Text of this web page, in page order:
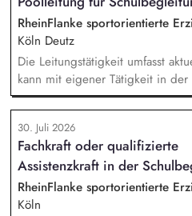
Forschungsdatenmanagement
Qualität und Nachvollziehbarkeit
Forschungsinformationen und
Kennzahlen und Berichte die
Instituts.
RheinFlanke sportorientierte
Köln Deutz
Die Leitungstätigkeit umfasst
kann mit eigener Tätigkeit in
werden. Aufgaben:
Einarbeitung neuer
Entwicklungsgespräche mit
Teambuilding und Teamarbeit,
pädagogischen Arbeit im
im Hinblick auf die Schnittstelle
Schule.
30. Juli 2026
Fachkraft oder qualifizierte
Assistenzkraft in der
RheinFlanke sportorientierte
Köln